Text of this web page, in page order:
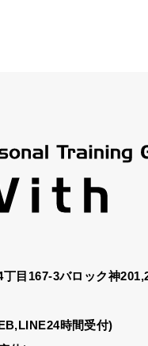
目167-3バロック神
時間受付)